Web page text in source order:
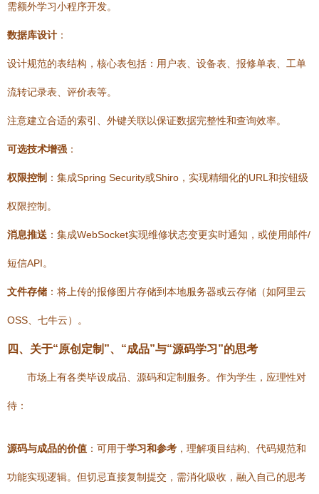
需额外学习小程序开发。
数据库设计 ：
设计规范的表结构，核心表包括： 用户表 设备表 报修单表 工单
流转记录表 评价表等。
注意建立合适的索引、外键关联以保证数据完整性和查询效率。
可选技术增强 ：
权限控制 ：集成Spring Security或Shiro，实现精细化的URL和按钮级
权限控制。
消息推送 ：集成WebSocket实现维修状态变更实时通知，或使用邮件/
短信API。
文件存储 ：将上传的报修图片存储到本地服务器或云存储（如阿里云
OSS、七牛云）。
四、关于“原创定制”、“成品”与“源码学习”的思考
市场上有各类毕设成品、源码和定制服务。作为学生，应理性对
待：
源码与成品的价值 ：可用于学习和参考 ，理解项目结构、代码规范和
功能实现逻辑。但切忌直接复制提交，需消化吸收，融入自己的思考